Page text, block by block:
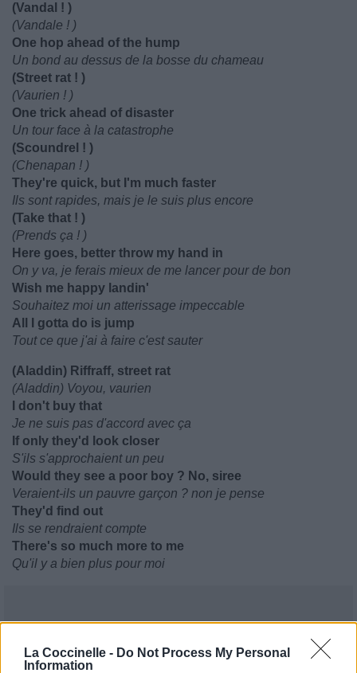
La Coccinelle - Do Not Process My Personal
Information
(Vandal ! )
(Vandale ! )
One hop ahead of the hump
Un bond au dessus de la bosse du chameau
(Street rat ! )
(Vaurien ! )
One trick ahead of disaster
Un tour face à la catastrophe
(Scoundrel ! )
(Chenapan ! )
They're quick, but I'm much faster
Ils sont rapides, mais je le suis plus encore
(Take that ! )
(Prends ça ! )
Here goes, better throw my hand in
On y va, je ferais mieux de me lancer pour de bon
Wish me happy landin'
Souhaitez moi un atterissage impeccable
All I gotta do is jump
Tout ce que j'ai à faire c'est sauter
(Aladdin) Riffraff, street rat
(Aladdin) Voyou, vaurien
I don't buy that
Je ne suis pas d'accord avec ça
If only they'd look closer
S'ils s'approchaient un peu
Would they see a poor boy ? No, siree
Veraient-ils un pauvre garçon ? non je pense
They'd find out
Ils se rendraient compte
There's so much more to me
Qu'il y a bien plus pour moi